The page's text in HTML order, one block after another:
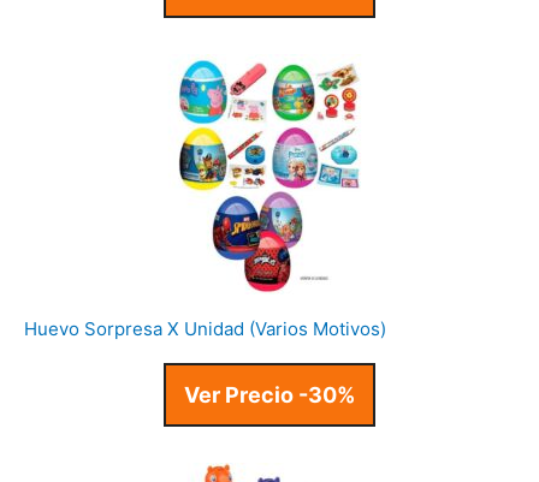
Huevo Sorpresa X Unidad (Varios Motivos)
Ver Precio -30%